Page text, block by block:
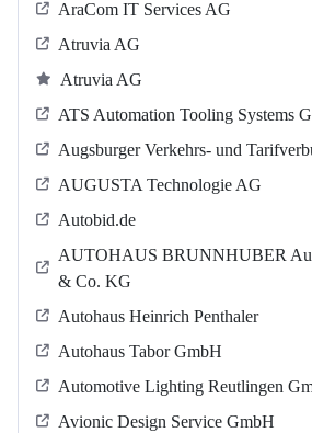
AraCom IT Services AG
Atruvia AG
Atruvia AG
ATS Automation Tooling Systems
Augsburger Verkehrs- und
AUGUSTA Technologie AG
Autobid.de
AUTOHAUS BRUNNHUBER
& Co. KG
Autohaus Heinrich Penthaler
Autohaus Tabor GmbH
Automotive Lighting Reutlingen
Avionic Design Service GmbH